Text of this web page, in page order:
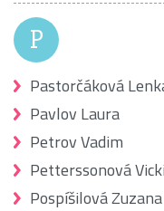
P
Pastorčáková
Pavlov Laura
Petrov Vadim
Petterssonová Vicki
Pospíšilová Zuzana